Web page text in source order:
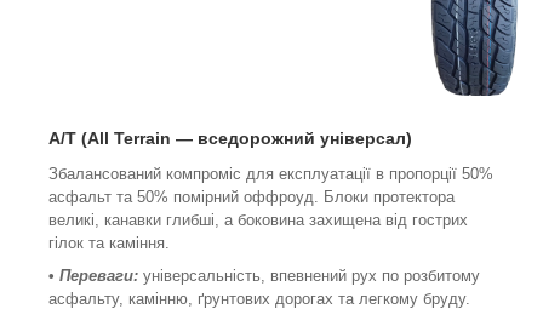
A/T (All Terrain — вседорожний універсал)
Збалансований компроміс для експлуатації в пропорції 50%
асфальт та 50% помірний оффроуд. Блоки протектора
великі, канавки глибші, а боковина захищена від гострих
гілок та каміння.
• Переваги: універсальність, впевнений рух по розбитому
асфальту, камінню, ґрунтових дорогах та легкому бруду.